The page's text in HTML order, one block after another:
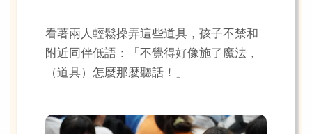
看著兩人輕鬆操弄這些道具，孩子不禁和
附近同伴低語：「不覺得好像施了魔法，
（道具）怎麼那麼聽話！」